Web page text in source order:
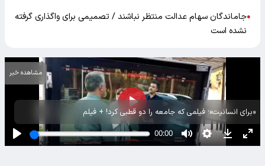
●جاماندگان سهام عدالت منتظر نباشند / تصمیمی برای واگذاری گرفته
نشده است
«برای انسانیت»؛ فیلمی که جامعه را دو قطبی کرد! + فیلم
مشاهده خبر